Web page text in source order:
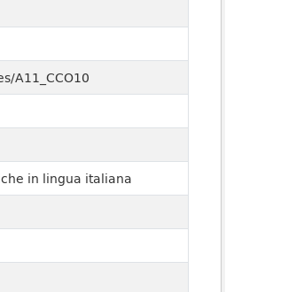
A11_CCO10
in lingua italiana